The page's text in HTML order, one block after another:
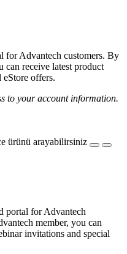
for Advantech customers. By
can receive latest product
offers.
to your account information.
ürünü arayabilirsiniz
portal for Advantech
member, you can
invitations and special